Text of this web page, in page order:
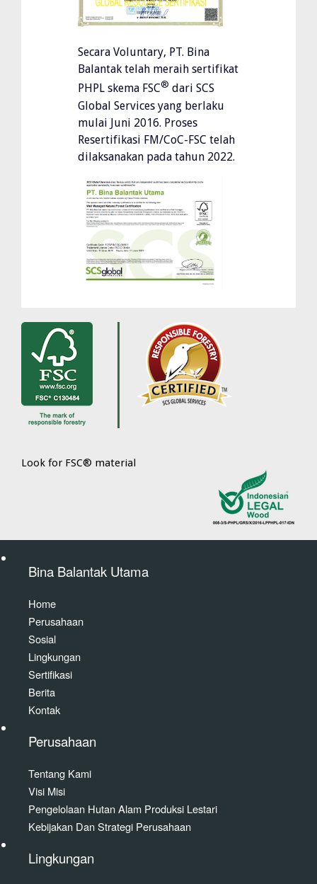
Secara Voluntary, PT. Bina
Balantak telah meraih sertifikat
PHPL skema FSC® dari SCS
Global Services yang berlaku
mulai Juni 2016. Proses
Resertifikasi FM/CoC-FSC telah
dilaksanakan pada tahun 2022.
Look for FSC® material
Bina Balantak Utama
Home
Perusahaan
Sosial
Lingkungan
Sertifikasi
Berita
Kontak
Perusahaan
Tentang Kami
Visi Misi
Pengelolaan Hutan Alam Produksi Lestari
Kebijakan Dan Strategi Perusahaan
Lingkungan